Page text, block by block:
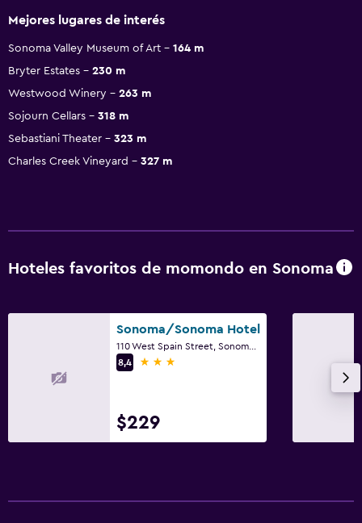
Mejores lugares de interés
Sonoma Valley Museum of Art
164 m
Bryter Estates
230 m
Westwood Winery
263 m
Sojourn Cellars
318 m
Sebastiani Theater
323 m
Charles Creek Vineyard
327 m
Hoteles favoritos de momondo en Sonoma
Sonoma/Sonoma Hotel
8,4
3 estrellas
$229